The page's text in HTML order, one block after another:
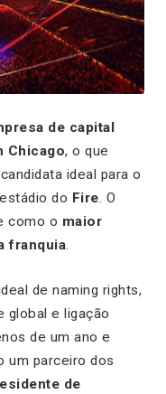
de capital
Chicago, o que
ideal para o
do Fire. O
como o maior
franquia.
de naming rights,
global e ligação
de um ano e
um parceiro dos
de